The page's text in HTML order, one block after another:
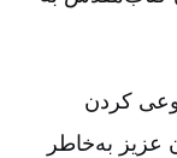
کردن
به‌خاطر